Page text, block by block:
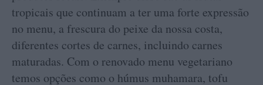
tropicais que continuam a ter uma forte expressão
no menu, a frescura do peixe da nossa costa,
diferentes cortes de carnes, incluindo carnes
maturadas. Com o renovado menu vegetariano
temos opções como o húmus muhamara, tofu